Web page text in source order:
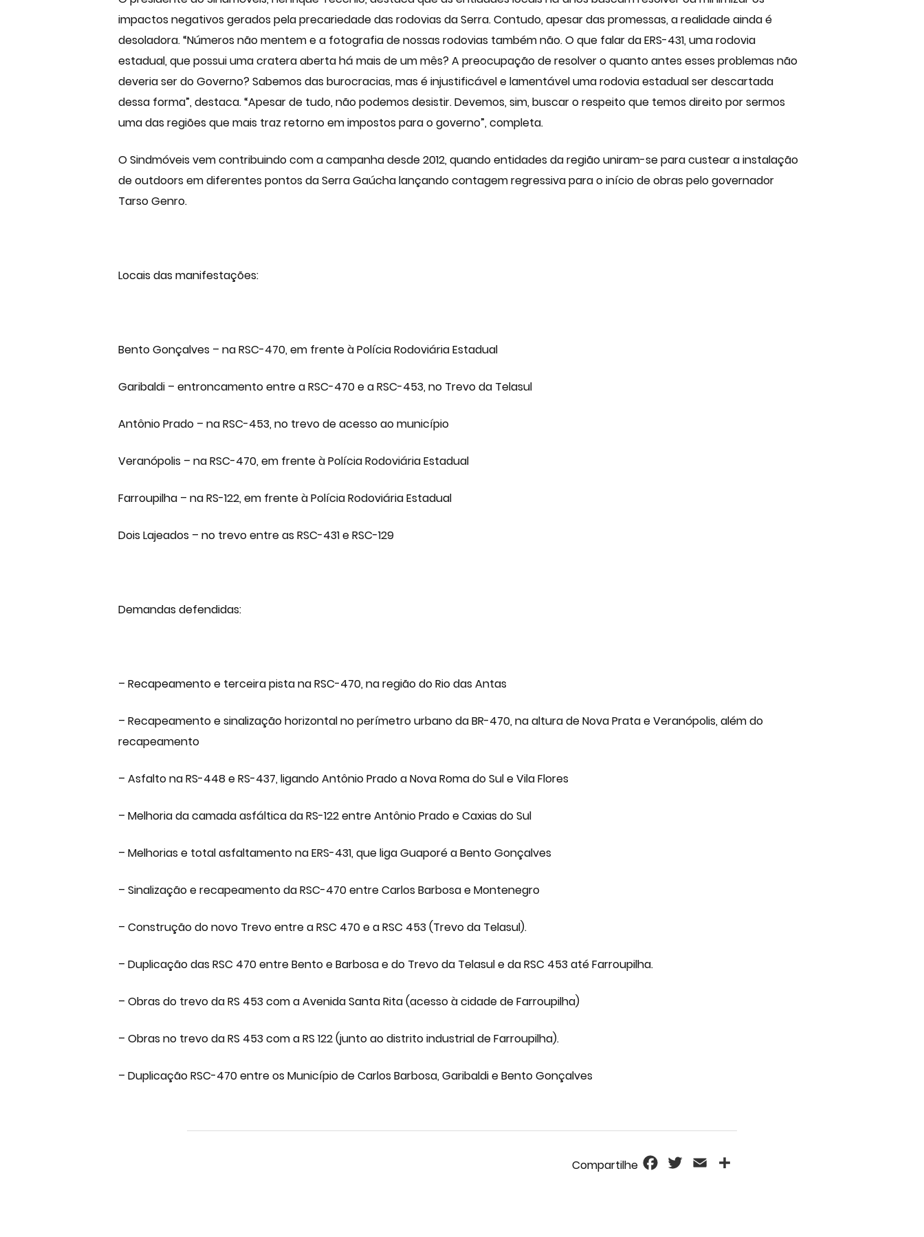
impactos negativos gerados pela precariedade das rodovias da Serra. Contudo, apesar das promessas, a realidade ainda é
desoladora. “Números não mentem e a fotografia de nossas rodovias também não. O que falar da ERS-431, uma rodovia
estadual, que possui uma cratera aberta há mais de um mês? A preocupação de resolver o quanto antes esses problemas não
deveria ser do Governo? Sabemos das burocracias, mas é injustificável e lamentável uma rodovia estadual ser descartada
dessa forma”, destaca. “Apesar de tudo, não podemos desistir. Devemos, sim, buscar o respeito que temos direito por sermos
uma das regiões que mais traz retorno em impostos para o governo”, completa.
O Sindmóveis vem contribuindo com a campanha desde 2012, quando entidades da região uniram-se para custear a instalação
de outdoors em diferentes pontos da Serra Gaúcha lançando contagem regressiva para o início de obras pelo governador
Tarso Genro.
Locais das manifestações:
Bento Gonçalves – na RSC-470, em frente à Polícia Rodoviária Estadual
Garibaldi – entroncamento entre a RSC-470 e a RSC-453, no Trevo da Telasul
Antônio Prado – na RSC-453, no trevo de acesso ao município
Veranópolis – na RSC-470, em frente à Polícia Rodoviária Estadual
Farroupilha – na RS-122, em frente à Polícia Rodoviária Estadual
Dois Lajeados – no trevo entre as RSC-431 e RSC-129
Demandas defendidas:
– Recapeamento e terceira pista na RSC-470, na região do Rio das Antas
– Recapeamento e sinalização horizontal no perímetro urbano da BR-470, na altura de Nova Prata e Veranópolis, além do
recapeamento
– Asfalto na RS-448 e RS-437, ligando Antônio Prado a Nova Roma do Sul e Vila Flores
– Melhoria da camada asfáltica da RS-122 entre Antônio Prado e Caxias do Sul
– Melhorias e total asfaltamento na ERS-431, que liga Guaporé a Bento Gonçalves
– Sinalização e recapeamento da RSC-470 entre Carlos Barbosa e Montenegro
– Construção do novo Trevo entre a RSC 470 e a RSC 453 (Trevo da Telasul).
– Duplicação das RSC 470 entre Bento e Barbosa e do Trevo da Telasul e da RSC 453 até Farroupilha.
– Obras do trevo da RS 453 com a Avenida Santa Rita (acesso à cidade de Farroupilha)
– Obras no trevo da RS 453 com a RS 122 (junto ao distrito industrial de Farroupilha).
– Duplicação RSC-470 entre os Município de Carlos Barbosa, Garibaldi e Bento Gonçalves
FacebookTwitterEmail